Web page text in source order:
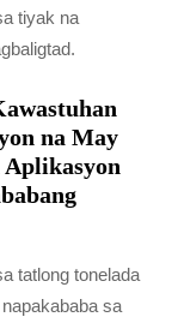
tiyak na
na May
tatlong tonelada
sa